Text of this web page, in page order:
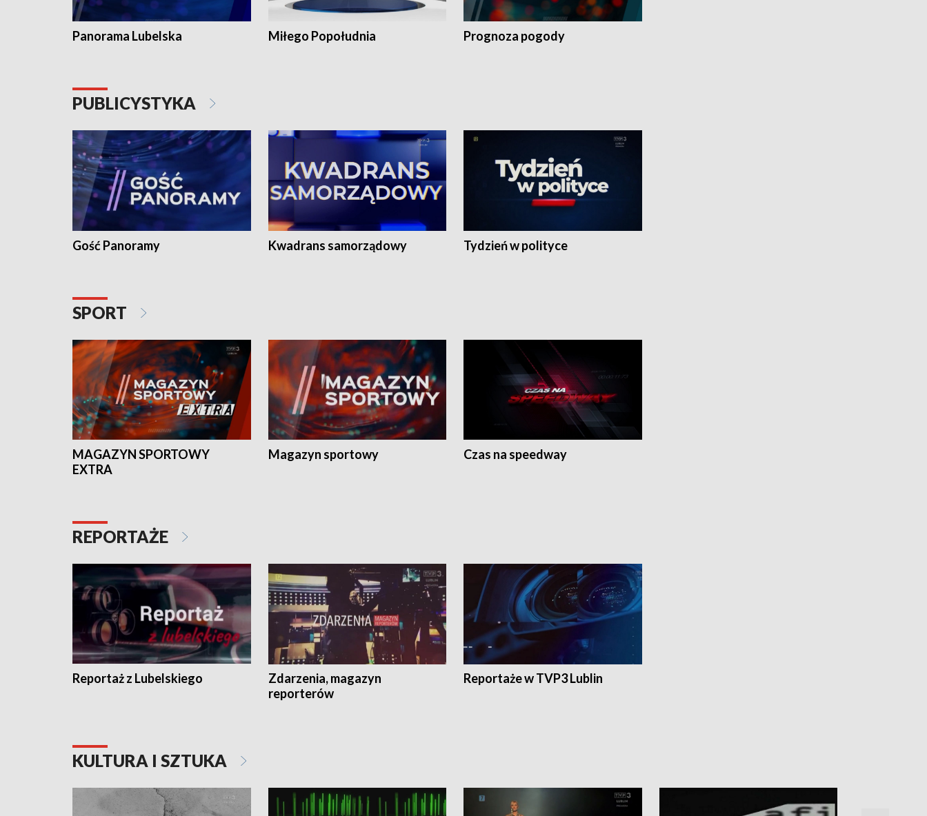
Panorama Lubelska Miłego Popołudnia Prognoza pogody
PUBLICYSTYKA
Gość Panoramy Kwadrans samorządowy Tydzień w polityce
SPORT
MAGAZYN SPORTOWY
EXTRA
Magazyn sportowy Czas na speedway
REPORTAŻE
Reportaż z Lubelskiego
Zdarzenia, magazyn
reporterów
Reportaże w TVP3 Lublin
KULTURA I SZTUKA